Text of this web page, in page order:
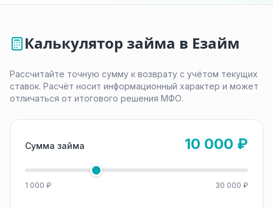
Калькулятор займа в Езайм
Рассчитайте точную сумму к возврату с учётом текущих
ставок. Расчёт носит информационный характер и может
отличаться от итогового решения МФО.
Сумма займа 10 000 ₽
1 000 ₽ 30 000 ₽